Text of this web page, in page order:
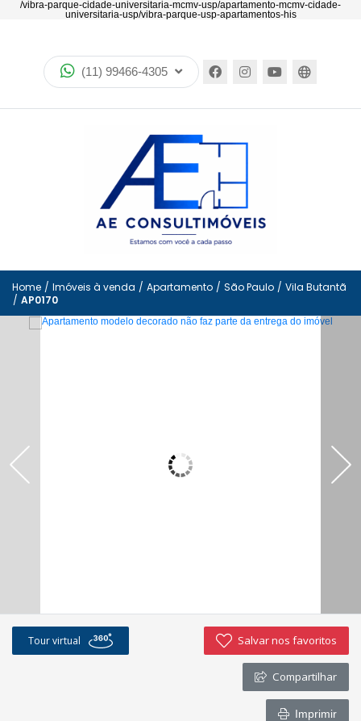
/vibra-parque-cidade-universitaria-mcmv-usp/apartamento-mcmv-cidade-
universitaria-usp/vibra-parque-usp-apartamentos-his
(11) 99466-4305
Imóveis
Lançamentos
Encontre seu imóvel no mapa
Política de privacidade
Imóveis favoritos
Home / Imóveis à venda / Apartamento / São Paulo / Vila Butantã
/ AP0170
Tour virtual Salvar nos favoritos
Compartilhar
Imprimir